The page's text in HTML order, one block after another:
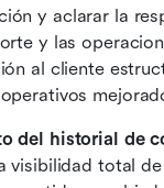
y aclarar la
y las
al cliente
visibilidad total